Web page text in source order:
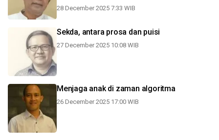
28 December 2025 7:33 WIB
Sekda, antara prosa dan puisi
27 December 2025 10:08 WIB
Menjaga anak di zaman algoritma
26 December 2025 17:00 WIB